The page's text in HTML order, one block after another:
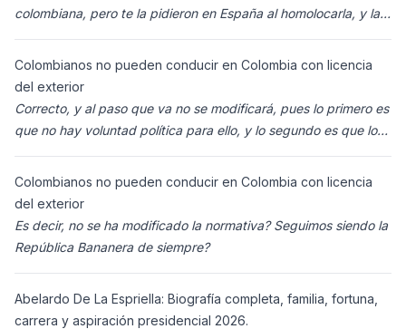
colombiana, pero te la pidieron en España al homolocarla, y la
Colombianos no pueden conducir en Colombia con licencia
del exterior
Correcto, y al paso que va no se modificará, pues lo primero es
que no hay voluntad política para ello, y lo segundo es que los
Colombianos no pueden conducir en Colombia con licencia
del exterior
Es decir, no se ha modificado la normativa? Seguimos siendo la
República Bananera de siempre?
Abelardo De La Espriella: Biografía completa, familia, fortuna,
carrera y aspiración presidencial 2026.